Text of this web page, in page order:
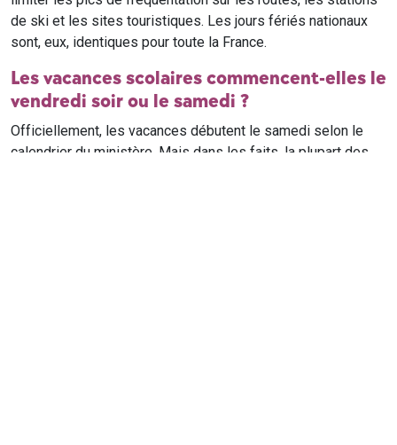
de ski et les sites touristiques. Les jours fériés nationaux
sont, eux, identiques pour toute la France.
Les vacances scolaires commencent-elles le
vendredi soir ou le samedi ?
Officiellement, les vacances débutent le samedi selon le
calendrier du ministère. Mais dans les faits, la plupart des